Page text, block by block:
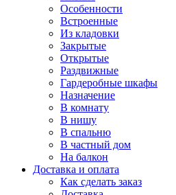
Особенности
Встроенные
Из кладовки
Закрытые
Открытые
Раздвижные
Гардеробные шкафы
Назначение
В комнату
В нишу
В спальню
В частный дом
На балкон
Доставка и оплата
Как сделать заказ